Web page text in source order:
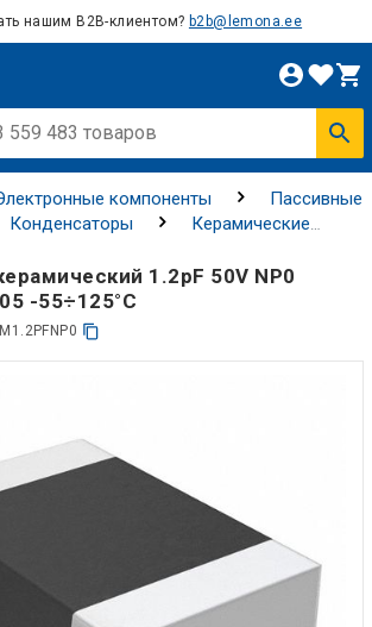
нашим B2B-клиентом? b2b@lemona.ee
компоненты
Пассивные
Конденсаторы
Керамические
1.2pF 50V NP0
-55÷125°C